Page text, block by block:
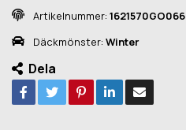
Artikelnummer: 1621570GO066
Däckmönster: Winter
Dela